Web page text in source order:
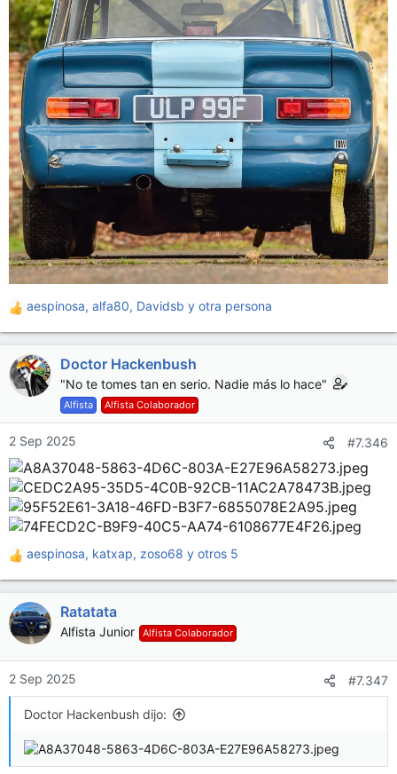
R
e
a
c
c
e
s
:
aespinosa, alfa80, Davidsb y otra persona
Doctor Hackenbush
"No te tomes tan en serio. Nadie más lo hace"
Alfista Alfista Colaborador
2 Sep 2025 #7.346
R
e
a
c
c
o
n
e
aespinosa, katxap, zoso68 y otros 5
Ratatata
Alfista Junior Alfista Colaborador
2 Sep 2025 #7.347
Doctor Hackenbush dijo: